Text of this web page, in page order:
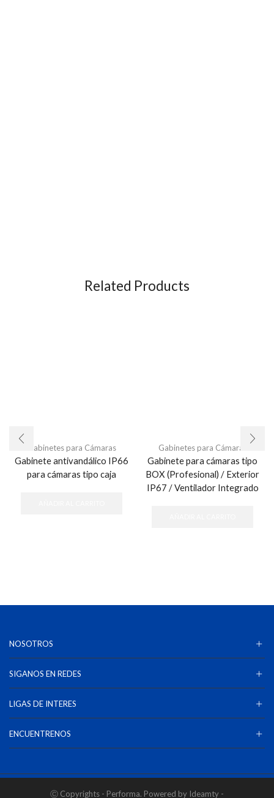
Related Products
Gabinetes para Cámaras
Gabinete antivandálico IP66
para cámaras tipo caja
Gabinetes para Cámaras
Gabinete para cámaras tipo
BOX (Profesional) / Exterior
IP67 / Ventilador Integrado
NOSOTROS
SIGANOS EN REDES
LIGAS DE INTERES
ENCUENTRENOS
Ⓒ Copyrights - Performa. Powered by Ideamty -